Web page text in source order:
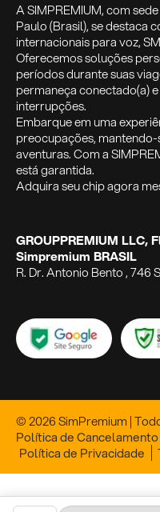
A SIMPREMIUM, com
Paulo (Brasil), se destaca
internacionais para voz,
Oferecemos soluções
períodos durante suas
permaneça conectado(a)
interrupções.
Embarque em uma
preocupações,
aventuras. Com a
está garantida.
Adquira seu chip agora
GROUPPREMIUM LLC,
Simpremium BRASIL
R. Dr. Antonio Bento , 746
© 2026 SimPremium |
Política de
Política de Privacidade